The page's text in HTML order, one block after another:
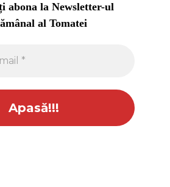
abona la Newsletter-ul
al Tomatei